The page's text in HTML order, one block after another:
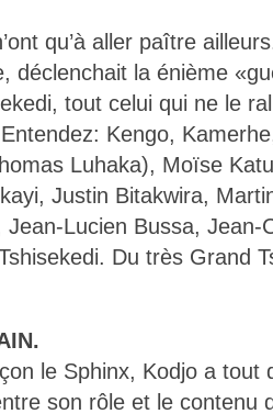
qu’à aller paître
déclenchait la énième
tout celui qui ne le
Kengo,
Luhaka), Moïse
Justin Bitakwira,
Jean-Lucien Bussa, Jean-
Du très Grand
le Sphinx, Kodjo a tout
son rôle et le contenu